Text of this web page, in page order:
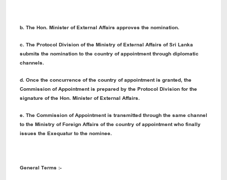
b. The Hon. Minister of External Affairs approves the nomination.
c. The Protocol Division of the Ministry of External Affairs of Sri Lanka
submits the nomination to the country of appointment through diplomatic
channels.
d. Once the concurrence of the country of appointment is granted, the
Commission of Appointment is prepared by the Protocol Division for the
signature of the Hon. Minister of External Affairs.
e. The Commission of Appointment is transmitted through the same channel
to the Ministry of Foreign Affairs of the country of appointment who finally
issues the Exequatur to the nominee.
General Terms :-